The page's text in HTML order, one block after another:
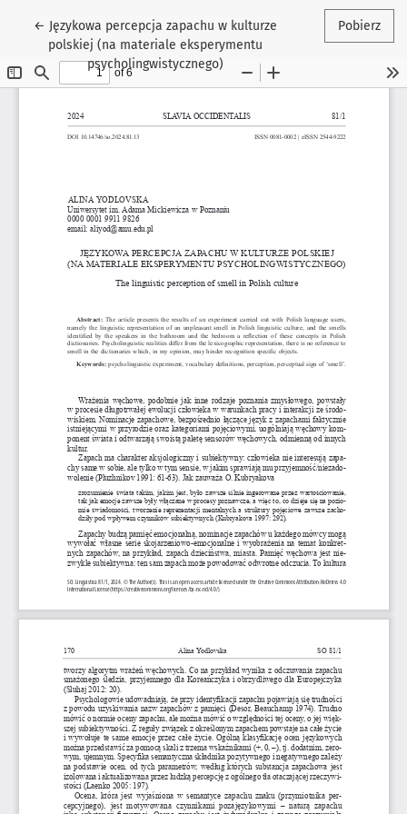
← Wróć do szczegółów artykułu
Językowa percepcja zapachu w kulturze
polskiej (na materiale eksperymentu
psycholingwistycznego)
Pobierz